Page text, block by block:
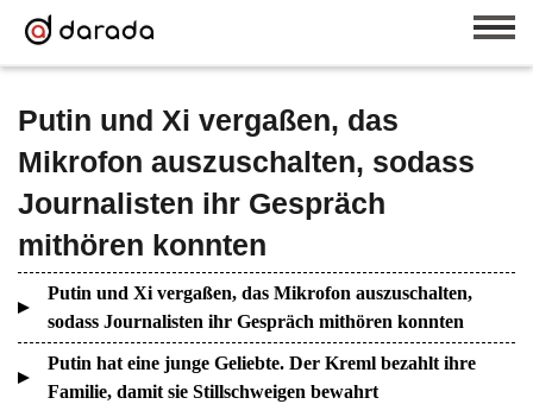
Putin und Xi vergaßen, das
Mikrofon auszuschalten, sodass
Journalisten ihr Gespräch
mithören konnten
Putin und Xi vergaßen, das Mikrofon auszuschalten,
sodass Journalisten ihr Gespräch mithören konnten
Putin hat eine junge Geliebte. Der Kreml bezahlt ihre
Familie, damit sie Stillschweigen bewahrt